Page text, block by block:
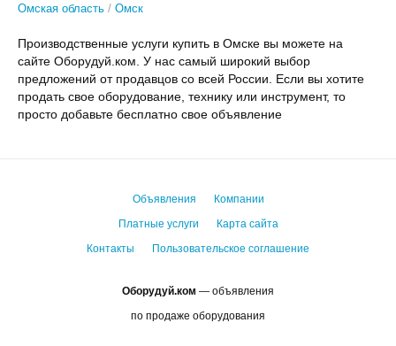
Омская область Омск
Производственные услуги купить в Омске вы можете на
сайте Оборудуй.ком. У нас самый широкий выбор
предложений от продавцов со всей России. Если вы хотите
продать свое оборудование, технику или инструмент, то
просто добавьте бесплатно свое объявление
Оборудуй.ком — объявления
по продаже оборудования
Объявления
Компании
Платные услуги
Карта сайта
Контакты
Пользовательское соглашение